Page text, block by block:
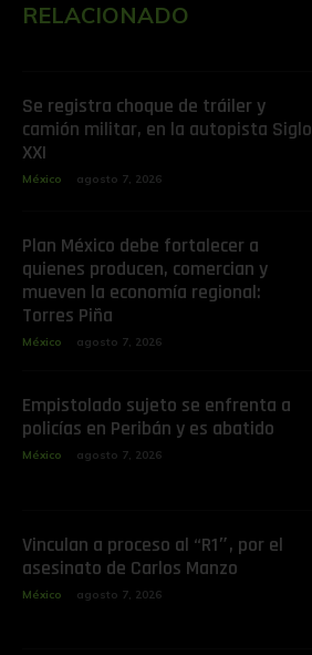
RELACIONADO
Se registra choque de tráiler y
camión militar, en la autopista Siglo
XXI
México agosto 7, 2026
Plan México debe fortalecer a
quienes producen, comercian y
mueven la economía regional:
Torres Piña
México agosto 7, 2026
Empistolado sujeto se enfrenta a
policías en Peribán y es abatido
México agosto 7, 2026
Vinculan a proceso al “R1″, por el
asesinato de Carlos Manzo
México agosto 7, 2026